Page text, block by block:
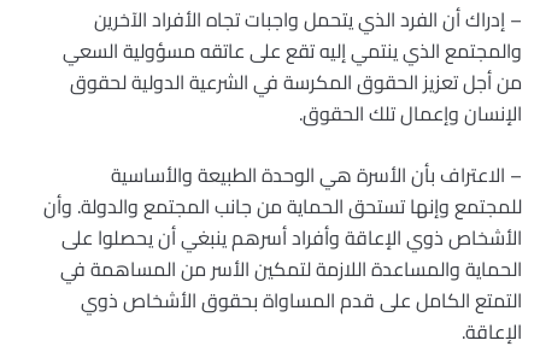
– إدراك أن الفرد الذي يتحمل واجبات تجاه الأفراد الآخرين
والمجتمع الذي ينتمي إليه تقع على عاتقه مسؤولية السعي
من أجل تعزيز الحقوق المكرسة في الشرعية الدولية لحقوق
الإنسان وإعمال تلك الحقوق.
– الاعتراف بأن الأسرة هي الوحدة الطبيعة والأساسية
للمجتمع وإنها تستحق الحماية من جانب المجتمع والدولة. وأن
الأشخاص ذوي الإعاقة وأفراد أسرهم ينبغي أن يحصلوا على
الحماية والمساعدة اللازمة لتمكين الأسر من المساهمة في
التمتع الكامل على قدم المساواة بحقوق الأشخاص ذوي
الإعاقة.